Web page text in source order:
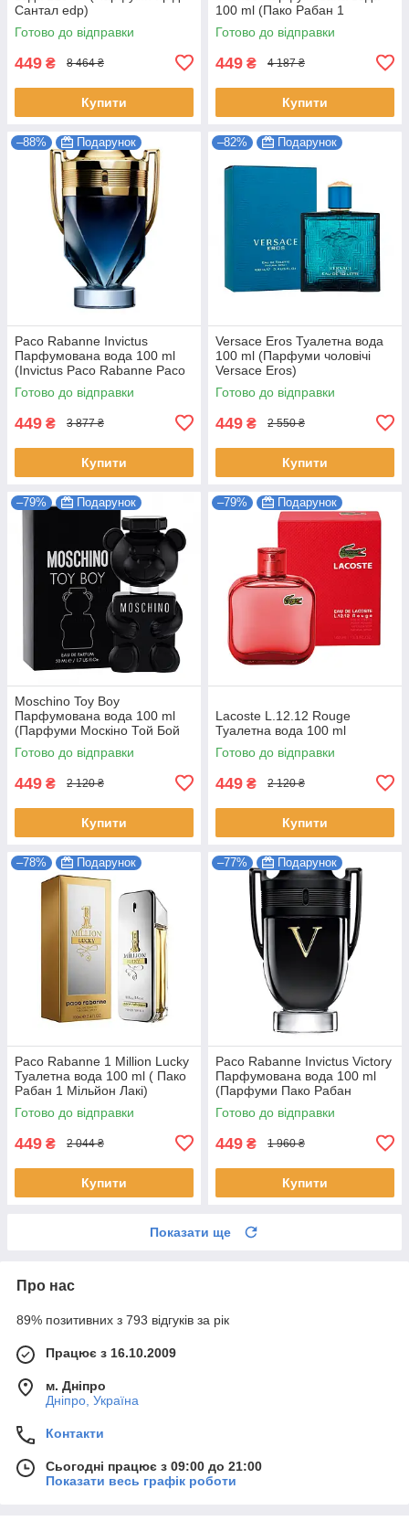
Сантал edp)
Готово до відправки
449 ₴ 8 464 ₴
Купити
100 ml (Пако Рабан 1
Мільйон Голд Інтенс edp)
Готово до відправки
449 ₴ 4 187 ₴
Купити
–88% Подарунок
Paco Rabanne Invictus
Парфумована вода 100 ml
(Invictus Pаco Rabanne Paco
Пако Рабан Парфуми від
Paco Rabanne)
Готово до відправки
449 ₴ 3 877 ₴
Купити
–82% Подарунок
Versace Eros Туалетна вода
100 ml (Парфуми чоловічі
Versace Eros)
Готово до відправки
449 ₴ 2 550 ₴
Купити
–79% Подарунок
Moschino Toy Boy
Парфумована вода 100 ml
(Парфуми Москіно Той Бой
Чоловічі EDP)
Готово до відправки
449 ₴ 2 120 ₴
Купити
–79% Подарунок
Lacoste L.12.12 Rouge
Туалетна вода 100 ml
Готово до відправки
449 ₴ 2 120 ₴
Купити
–78% Подарунок
Paco Rabanne 1 Million Lucky
Туалетна вода 100 ml ( Пако
Рабан 1 Мільйон Лакі)
Готово до відправки
449 ₴ 2 044 ₴
Купити
–77% Подарунок
Paco Rabanne Invictus Victory
Парфумована вода 100 ml
(Парфуми Пако Рабан
Інквіктус Вікторі Чоловічі)
Готово до відправки
449 ₴ 1 960 ₴
Купити
Показати ще
Про нас
89% позитивних з 793 відгуків за рік
Працює з 16.10.2009
м. Дніпро
Дніпро, Україна
Контакти
Сьогодні працює з 09:00 до 21:00
Показати весь графік роботи